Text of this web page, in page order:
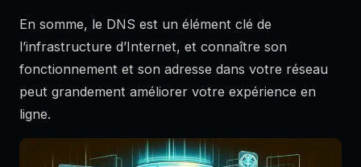
En somme, le DNS est un élément clé de
l’infrastructure d’Internet, et connaître son
fonctionnement et son adresse dans votre réseau
peut grandement améliorer votre expérience en
ligne.